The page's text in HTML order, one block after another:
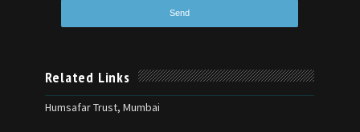
Related Links
Humsafar Trust, Mumbai